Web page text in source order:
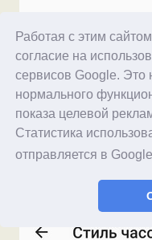
Работая с этим
согласие на
сервисов Google. Это
нормального
показа целевой
Статистика
отправляется в Google